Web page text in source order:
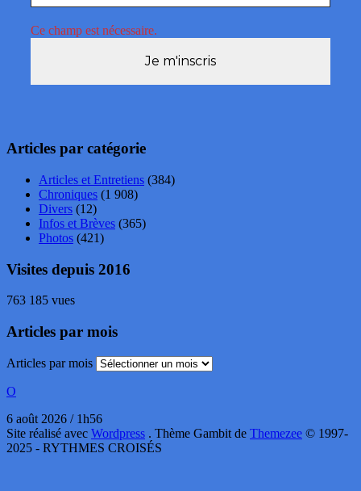
Ce champ est nécessaire.
Articles par catégorie
Articles et Entretiens (384)
Chroniques (1 908)
Divers (12)
Infos et Brèves (365)
Photos (421)
Visites depuis 2016
763 185 vues
Articles par mois
Articles par mois
O
6 août 2026 / 1h56
Site réalisé avec Wordpress . Thème Gambit de Themezee © 1997-
2025 - RYTHMES CROISÉS